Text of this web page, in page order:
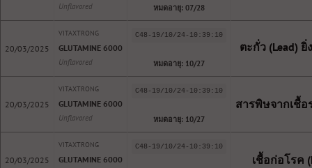
Unflavored หมดอายุ: 07/28
20/03/2025
VITAXTRONG
GLUTAMINE 6000
Unflavored
C48-19/10/24-10:39:10
หมดอายุ: 10/27
ตะกั่ว (Lead)
20/03/2025
VITAXTRONG
GLUTAMINE 6000
Unflavored
C48-19/10/24-10:39:10
หมดอายุ: 10/27
สารพิษจากเชื้อ
20/03/2025
VITAXTRONG
GLUTAMINE 6000
C48-19/10/24-10:39:10
เชื้อก่อโรค